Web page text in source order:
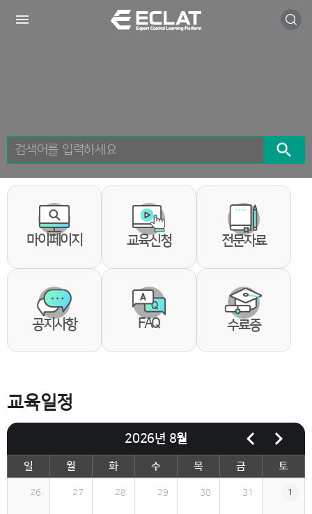
모바일
검색
마이페이지 교육신청 전문자료
공지사항 FAQ 수료증
교육일정
2026년 8월 이전달다음달
일 월 화 수 목 금 토
26 27 28 29 30 31 1